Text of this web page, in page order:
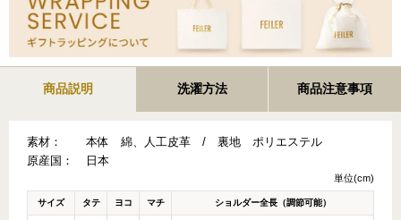
商品説明 洗濯方法 商品注意事項
素材：
本体 綿、人工皮革 / 裏地 ポリエステル
原産国：
日本
単位(cm)
サイズ タテ ヨコ マチ ショルダー全長（調節可能）